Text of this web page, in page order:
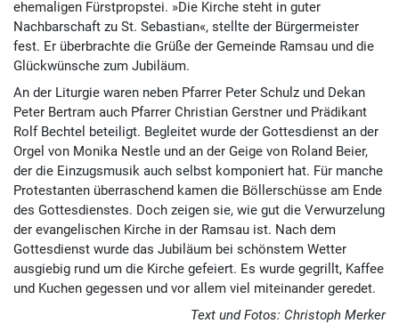
ehemaligen Fürstpropstei. »Die Kirche steht in guter
Nachbarschaft zu St. Sebastian«, stellte der Bürgermeister
fest. Er überbrachte die Grüße der Gemeinde Ramsau und die
Glückwünsche zum Jubiläum.
An der Liturgie waren neben Pfarrer Peter Schulz und Dekan
Peter Bertram auch Pfarrer Christian Gerstner und Prädikant
Rolf Bechtel beteiligt. Begleitet wurde der Gottesdienst an der
Orgel von Monika Nestle und an der Geige von Roland Beier,
der die Einzugsmusik auch selbst komponiert hat. Für manche
Protestanten überraschend kamen die Böllerschüsse am Ende
des Gottesdienstes. Doch zeigen sie, wie gut die Verwurzelung
der evangelischen Kirche in der Ramsau ist. Nach dem
Gottesdienst wurde das Jubiläum bei schönstem Wetter
ausgiebig rund um die Kirche gefeiert. Es wurde gegrillt, Kaffee
und Kuchen gegessen und vor allem viel miteinander geredet.
Text und Fotos: Christoph Merker